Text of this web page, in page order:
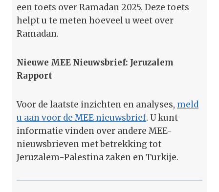
een toets over Ramadan 2025. Deze toets
helpt u te meten hoeveel u weet over
Ramadan.
Nieuwe MEE Nieuwsbrief: Jeruzalem
Rapport
Voor de laatste inzichten en analyses, meld
u aan voor de MEE nieuwsbrief. U kunt
informatie vinden over andere MEE-
nieuwsbrieven met betrekking tot
Jeruzalem-Palestina zaken en Turkije.